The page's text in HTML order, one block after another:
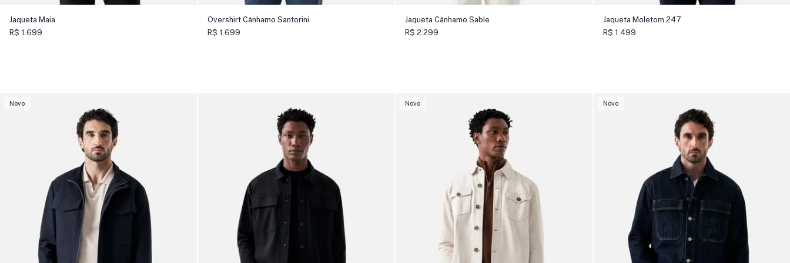
Jaqueta Maia
R$ 1.699
Overshirt Cânhamo Santorini
R$ 1.699
Jaqueta Cânhamo Sable
R$ 2.299
Jaqueta Moletom 247
R$ 1.499
Novo Novo Novo